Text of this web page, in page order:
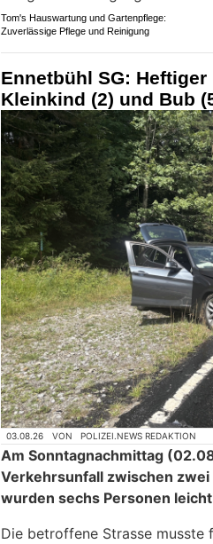
Tom's Hauswartung und Gartenpflege:
Zuverlässige Pflege und Reinigung
Ennetbühl SG:
Kleinkind (2) und Bub
03.08.26 VON POLIZEI.NEWS REDAKTION
Am Sonntagnachmittag
Verkehrsunfall zwischen
wurden sechs Personen
Die betroffene Strasse musste